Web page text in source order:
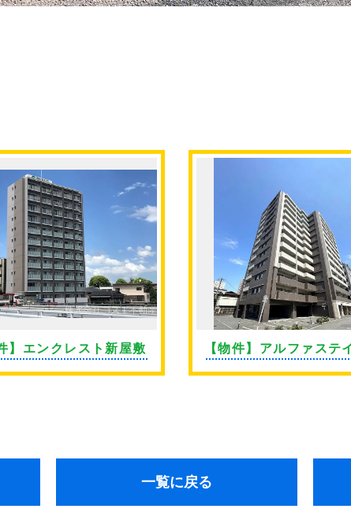
】エンクレスト新屋敷
【物件】アルファステ
通東
一覧に戻る